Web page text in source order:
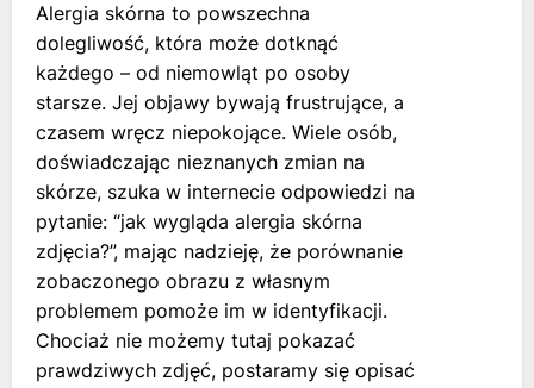
Alergia skórna to powszechna
dolegliwość, która może dotknąć
każdego – od niemowląt po osoby
starsze. Jej objawy bywają frustrujące, a
czasem wręcz niepokojące. Wiele osób,
doświadczając nieznanych zmian na
skórze, szuka w internecie odpowiedzi na
pytanie: “jak wygląda alergia skórna
zdjęcia?”, mając nadzieję, że porównanie
zobaczonego obrazu z własnym
problemem pomoże im w identyfikacji.
Chociaż nie możemy tutaj pokazać
prawdziwych zdjęć, postaramy się opisać